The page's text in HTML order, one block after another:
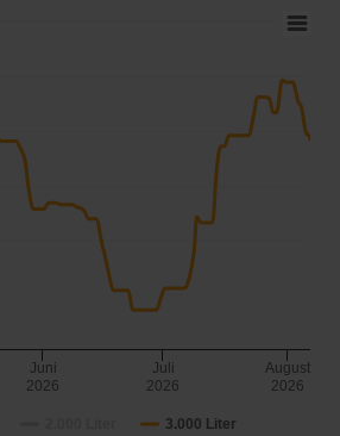
3.000 Liter
Juni
2026
Juli
2026
August
2026